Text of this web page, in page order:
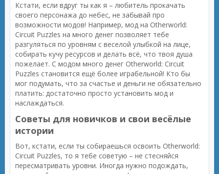
Кстати, если вдруг ты как я – любитель прокачать
своего персонажа до небес, не забывай про
возможности модов! Например, мод на Otherworld:
Circuit Puzzles на много денег позволяет тебе
разгуляться по уровням с веселой улыбкой на лице,
собирать кучу ресурсов и делать всё, что твоя душа
пожелает. С модом много денег Otherworld: Circuit
Puzzles становится ещё более играбельной! Кто бы
мог подумать, что за счастье и деньги не обязательно
платить: достаточно просто установить мод и
наслаждаться.
Советы для новичков и свои весёлые
истории
Вот, кстати, если ты собираешься освоить Otherworld:
Circuit Puzzles, то я тебе советую – не стесняйся
пересматривать уровни. Иногда нужно подождать,